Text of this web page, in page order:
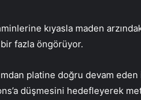
kıyasla maden
fazla öngörüyor.
platine doğru devam
düşmesini hedefleyerek